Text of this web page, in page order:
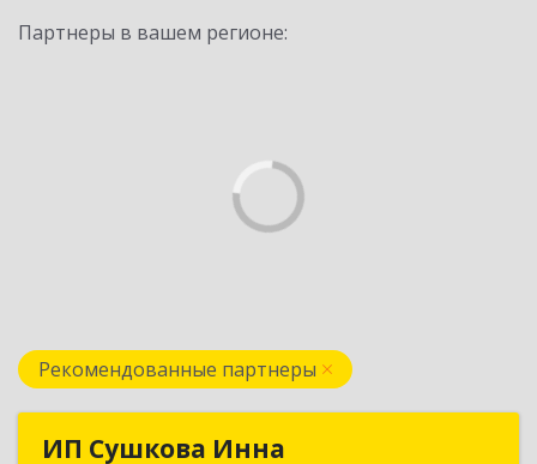
Партнеры в вашем регионе:
Рекомендованные партнеры
ИП Сушкова ИннаИП Сушкова Инна